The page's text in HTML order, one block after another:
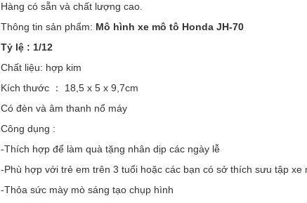
Hàng có sẵn và chất lượng cao.
Thông tin sản phẩm: Mô hình xe mô tô Honda JH-70
Tỷ lệ : 1/12
Chất liệu: hợp kim
Kích thước ： 18,5 x 5 x 9,7cm
Có đèn và âm thanh nổ máy
Công dụng :
-Thích hợp để làm quà tặng nhân dịp các ngày lễ
-Phù hợp với trẻ em trên 3 tuổi hoặc các bạn có sở thích sưu tập xe
-Thỏa sức mày mò sáng tạo chụp hình